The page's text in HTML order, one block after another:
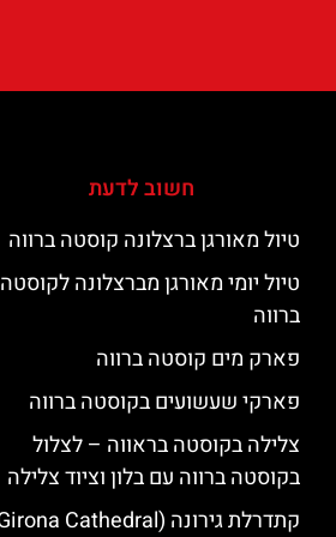
חשוב לדעת
טיול מאורגן ברצלונה קוסטה ברווה
טיול יומי מאורגן מברצלונה לקוסטה
ברווה
פארק מים קוסטה ברווה
פארקי שעשועים בקוסטה ברווה
צלילה בקוסטה בראווה – לצלול
בקוסטה ברווה עם בלון וציוד צלילה